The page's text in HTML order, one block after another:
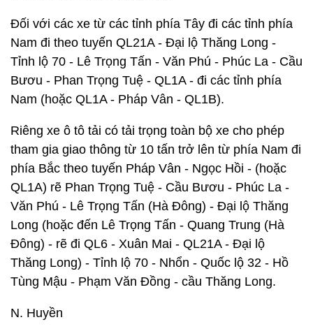
Đối với các xe từ các tỉnh phía Tây đi các tỉnh phía
Nam đi theo tuyến QL21A - Đại lộ Thăng Long -
Tỉnh lộ 70 - Lê Trọng Tấn - Văn Phú - Phúc La - Cầu
Bươu - Phan Trọng Tuệ - QL1A - đi các tỉnh phía
Nam (hoặc QL1A - Pháp Vân - QL1B).
Riêng xe ô tô tải có tải trọng toàn bộ xe cho phép
tham gia giao thông từ 10 tấn trở lên từ phía Nam đi
phía Bắc theo tuyến Pháp Vân - Ngọc Hồi - (hoặc
QL1A) rẽ Phan Trọng Tuệ - Cầu Bươu - Phúc La -
Văn Phú - Lê Trọng Tấn (Hà Đông) - Đại lộ Thăng
Long (hoặc đến Lê Trọng Tấn - Quang Trung (Hà
Đông) - rẽ đi QL6 - Xuân Mai - QL21A - Đại lộ
Thăng Long) - Tỉnh lộ 70 - Nhổn - Quốc lộ 32 - Hồ
Tùng Mậu - Phạm Văn Đồng - cầu Thăng Long.
N. Huyền